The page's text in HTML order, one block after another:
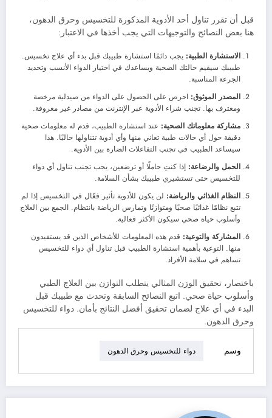
قبل أن تقرر تناول أحد الأدوية المذكورة للتخسيس وحرق الدهون،
هنا بعض النصائح والتوجيهات التي يجب أخذها في الاعتبار:
الاستشارة الطبية: يجب دائمًا استشارة طبيبك قبل بدء أي علاج تخسيس.
طبيبك سيقيم حالتك الصحية ويساعدك في اختيار الدواء الأنسب وتحديد
الجرعة المناسبة.
المصدر الموثوق: احرص على الحصول على الدواء من صيدلية مرخصة
ومعترف بها. تجنب شراء الأدوية عبر الإنترنت من مصادر غير معروفة.
مشاركة معلوماتك الصحية: عند استشارة الطبيب، قدم له معلومات صحية
دقيقة حول أي حالات طبية تعاني منها وأي أدوية تتناولها حاليًا. هذا
سيساعد الطبيب في تجنب التفاعلات الضارة بين الأدوية.
الحمل والرضاعة: إذا كنتِ حاملًا أو ترضعين، يجب تجنب تناول أي دواء
للتخسيس حتى تستشيري طبيبك بشأن السلامة.
النظام الغذائي والرياضة: لن يكون للأدوية تأثير فعّال في التخسيس إذا لم
تتبع نظامًا غذائيًا صحيًا ومتوازنًا وتمارس الرياضة بانتظام. الجمع بين العلاج
وأسلوب حياة صحي سيكون الأكثر فعالية.
المشاركة والتوعية: قدم هذه المعلومات للأشخاص الذين قد يستفيدون
منها. التوعية بأهمية استشارة الطبيب قبل تناول أي دواء للتخسيس
تساهم في سلامة الأفراد.
باختصار، تحقيق الوزن المثالي يتطلب التوازن بين العلاج الطبي
وأسلوب حياة صحي. اتبع النصائح السابقة وتحدث مع طبيبك قبل
البدء في أي علاج لضمان تحقيق أفضل النتائج بأمان. دواء للتخسيس
وحرق الدهون.
وسم دواء للتخسيس وحرق الدهون